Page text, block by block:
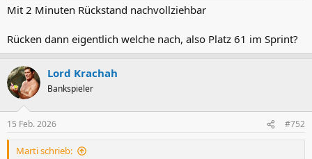
Mit 2 Minuten Rückstand nachvollziehbar
Rücken dann eigentlich welche nach, also Platz 61 im Sprint?
Lord Krachah
Bankspieler
15 Feb. 2026 #752
Marti schrieb: